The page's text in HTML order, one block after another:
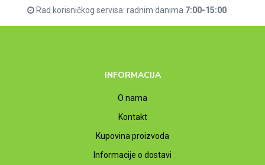
Rad korisničkog servisa: radnim danima 7:00-15:00
INFORMACIJA
O nama
Kontakt
Kupovina proizvoda
Informacije o dostavi